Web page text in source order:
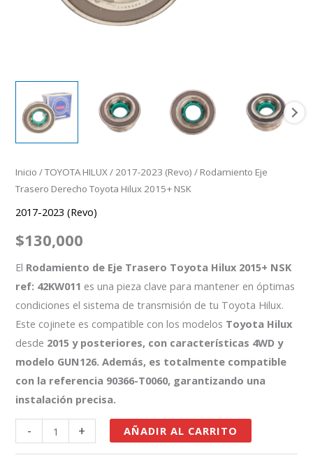
Inicio /TOYOTA HILUX/ 2017-2023 (Revo) / Rodamiento Eje
Trasero Derecho Toyota Hilux 2015+ NSK
2017-2023 (Revo)
$130,000
El Rodamiento de Eje Trasero Toyota Hilux 2015+ NSK
ref: 42KW011 es una pieza clave para mantener en óptimas
condiciones el sistema de transmisión de tu Toyota Hilux.
Este cojinete es compatible con los modelos Toyota Hilux
desde 2015 y posteriores, con características 4WD y
modelo GUN126. Además, es totalmente compatible
con la referencia 90366-T0060, garantizando una
instalación precisa.
- + AÑADIR AL CARRITO